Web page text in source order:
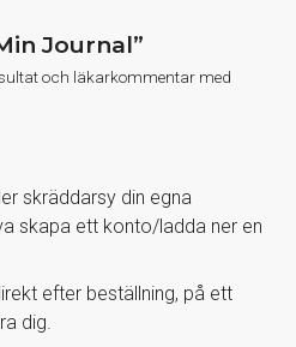
Journal”
och läkarkommentar med
skräddarsy din egna
skapa ett konto/ladda ner en
efter beställning, på ett
dig.